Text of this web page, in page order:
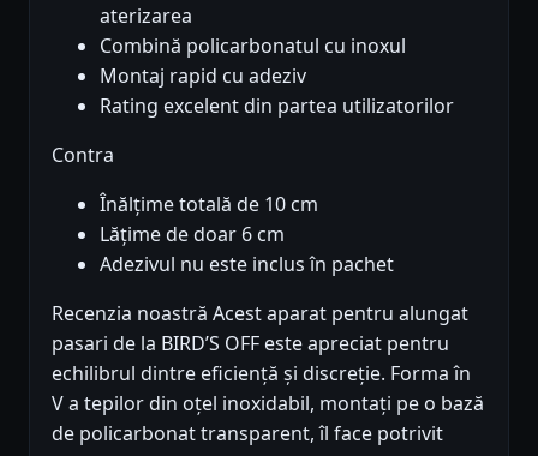
aterizarea
Combină policarbonatul cu inoxul
Montaj rapid cu adeziv
Rating excelent din partea utilizatorilor
Contra
Înălțime totală de 10 cm
Lățime de doar 6 cm
Adezivul nu este inclus în pachet
Recenzia noastră Acest aparat pentru alungat
pasari de la BIRD’S OFF este apreciat pentru
echilibrul dintre eficiență și discreție. Forma în
V a tepilor din oțel inoxidabil, montați pe o bază
de policarbonat transparent, îl face potrivit